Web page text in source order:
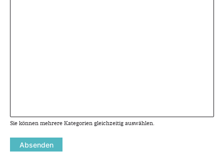
Sie können mehrere Kategorien gleichzeitig auswählen.